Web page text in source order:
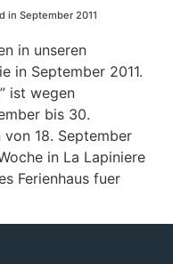
in September 2011
in unseren
in September 2011.
ist wegen
bis 30.
18. September
in La Lapiniere
Ferienhaus fuer